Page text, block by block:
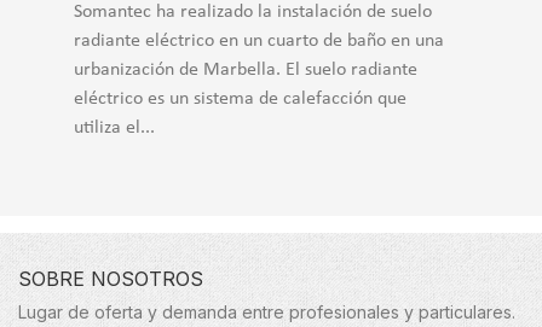
Somantec ha realizado la instalación de suelo
radiante eléctrico en un cuarto de baño en una
urbanización de Marbella. El suelo radiante
eléctrico es un sistema de calefacción que
utiliza el...
SOBRE NOSOTROS
Lugar de oferta y demanda entre profesionales y particulares.